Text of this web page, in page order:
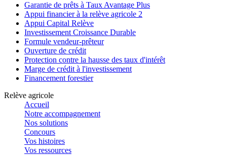
Garantie de prêts à Taux Avantage Plus
Appui financier à la relève agricole 2
Appui Capital Relève
Investissement Croissance Durable
Formule vendeur-prêteur
Ouverture de crédit
Protection contre la hausse des taux d'intérêt
Marge de crédit à l'investissement
Financement forestier
Relève agricole
Accueil
Notre accompagnement
Nos solutions
Concours
Vos histoires
Vos ressources